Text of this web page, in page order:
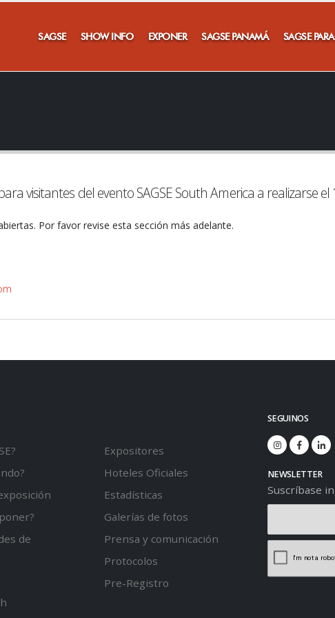
SAGSE SHOW INFO EXPONER SAGSE PANAMÁ SAGSE
visitantes del evento SAGSE South America a realizarse
Por favor revise esta sección más adelante.
de
Expositores
Hoteles Oficiales
Estadísticas
Galerías de fotos
Prensa y comunicación
Protocolos
Pre-Registro
SEGUINOS
NEWSLETTER
Suscríbase